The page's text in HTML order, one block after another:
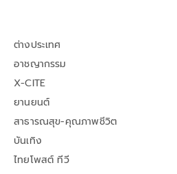
ต่างประเทศ
อาชญากรรม
X-CITE
ยานยนต์
สาธารณสุข-คุณภาพชีวิต
บันเทิง
ไทยโพสต์ ทีวี